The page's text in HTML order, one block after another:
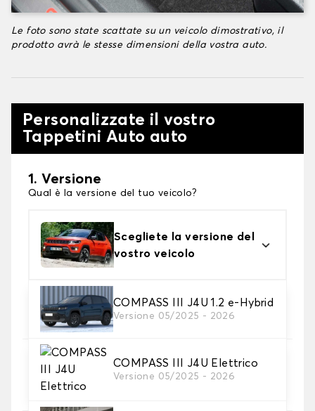
Le foto sono state scattate su un veicolo dimostrativo, il
prodotto avrà le stesse dimensioni della vostra auto.
Personalizzate il vostro
Tappetini Auto auto
1. Versione
Qual è la versione del tuo veicolo?
Scegliete la versione del
vostro veicolo
COMPASS III J4U 1.2 e-Hybrid
Versione 05/2025 - 2026
COMPASS III J4U Elettrico
Versione 05/2025 - 2026
2. Materiale
Scegli il materiale del tappetini auto
3. Set di tappetini
Selezionare il numero di tappetini per auto
necessari.